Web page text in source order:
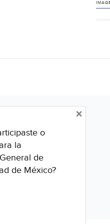
o
la
de
de México?
×